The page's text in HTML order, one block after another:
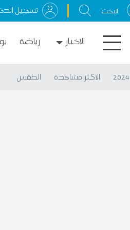
تسجيل
الاخبار رياضة
الأكثر مشاهدة الطقس